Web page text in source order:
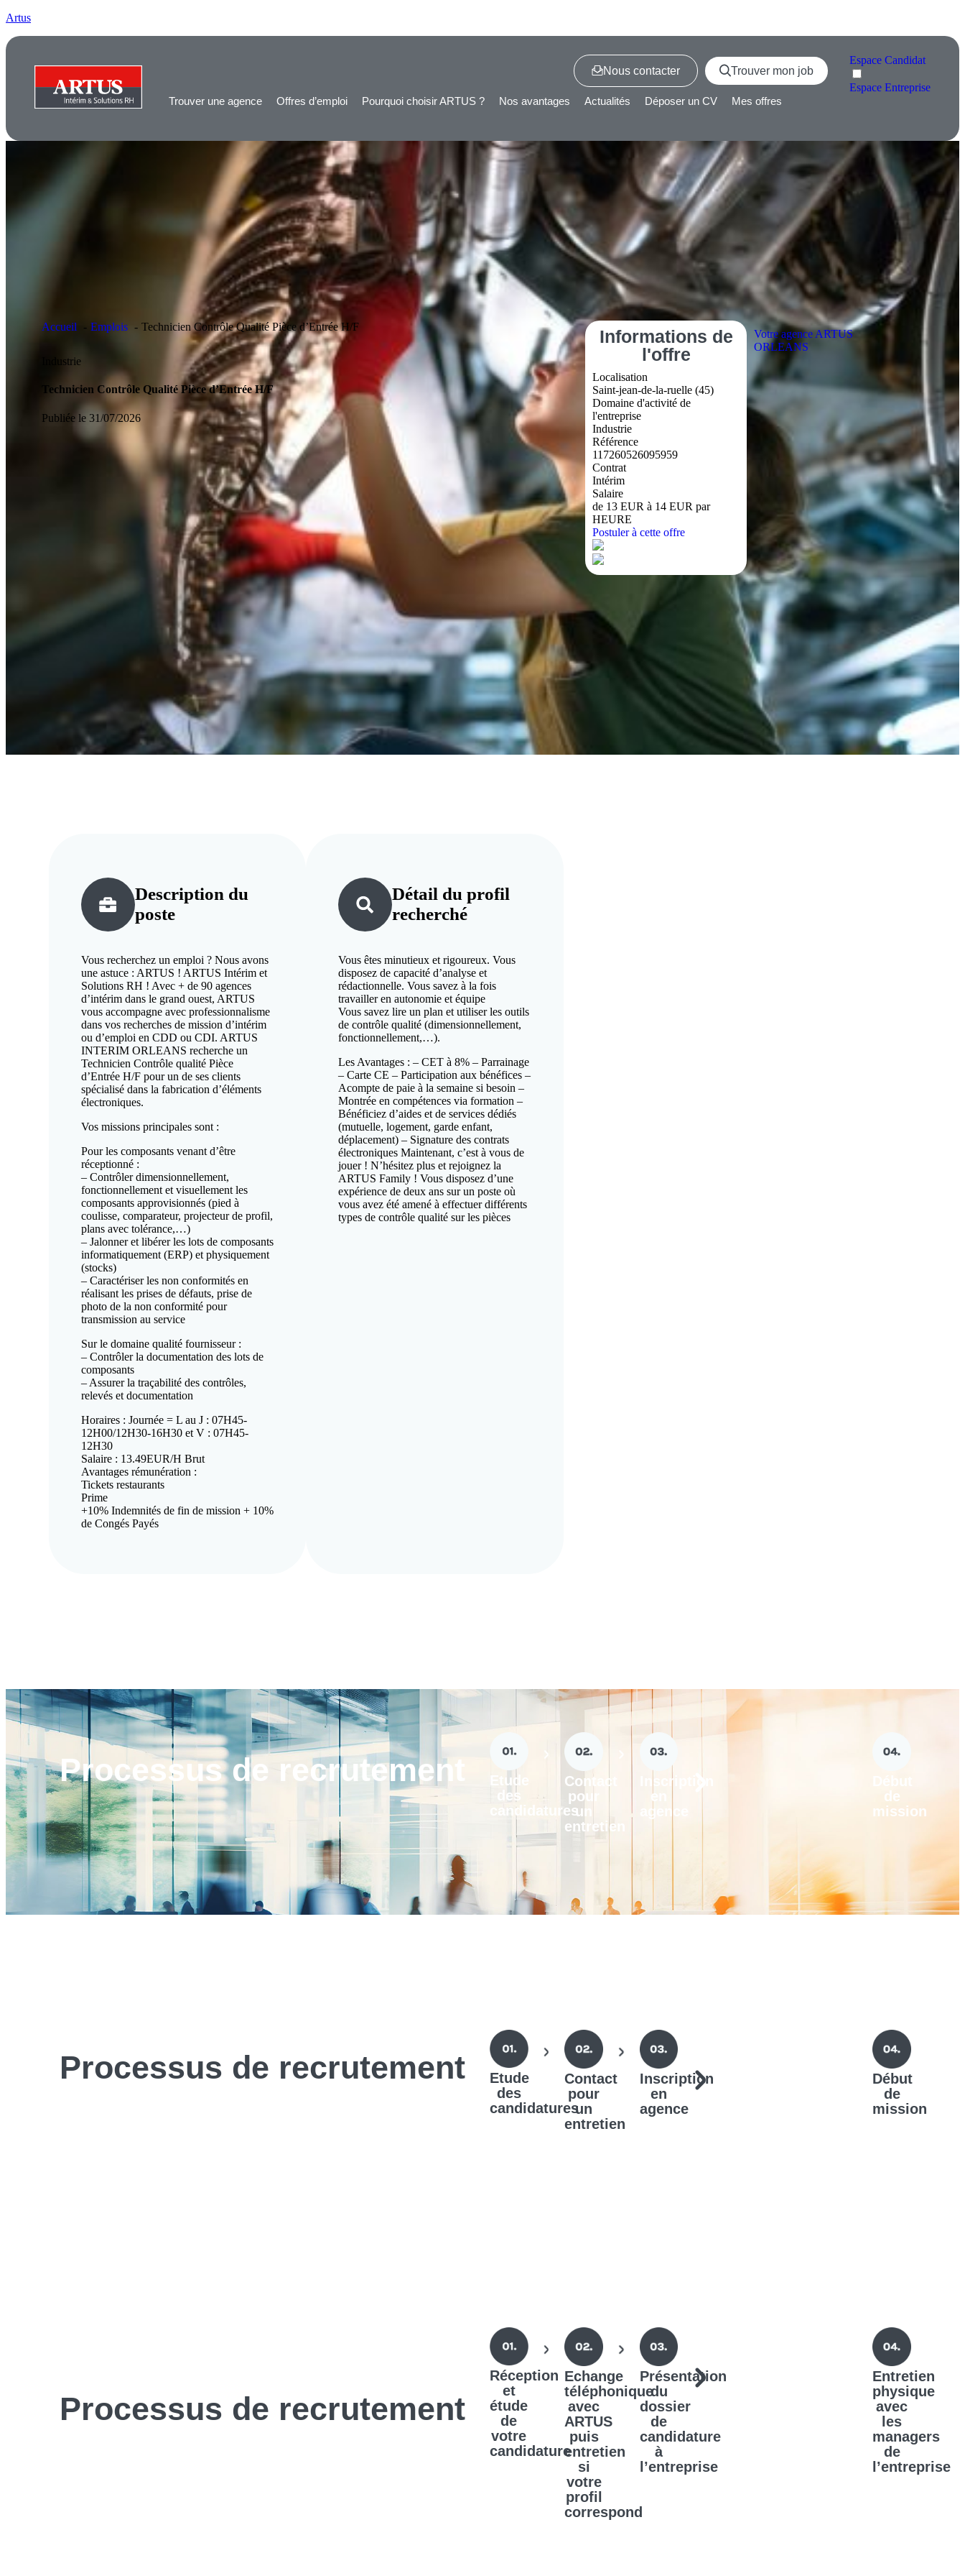
Artus
Nous contacter Trouver mon job
EspaceCandidat
EspaceEntreprise
Trouver une agence
Offres d’emploi Pourquoi choisir ARTUS ? Nos avantages Actualités Déposer un CV Mes offres
Accueil Emplois Technicien Contrôle Qualité Pièce d’Entrée H/F
Industrie
Technicien Contrôle Qualité Pièce d’Entrée H/F
Publiée le 31/07/2026
Informations de
l'offre
Localisation
Saint-jean-de-la-ruelle (45)
Domaine d'activité de
l'entreprise
Industrie
Référence
117260526095959
Contrat
Intérim
Salaire
de 13 EUR à 14 EUR par
HEURE
Postuler à cette offre
Votre agence ARTUS
ORLEANS
Description du
poste
Vous recherchez un emploi ? Nous avons
une astuce : ARTUS ! ARTUS Intérim et
Solutions RH ! Avec + de 90 agences
d’intérim dans le grand ouest, ARTUS
vous accompagne avec professionnalisme
dans vos recherches de mission d’intérim
ou d’emploi en CDD ou CDI. ARTUS
INTERIM ORLEANS recherche un
Technicien Contrôle qualité Pièce
d’Entrée H/F pour un de ses clients
spécialisé dans la fabrication d’éléments
électroniques.
Vos missions principales sont :
Pour les composants venant d’être
réceptionné :
– Contrôler dimensionnellement,
fonctionnellement et visuellement les
composants approvisionnés (pied à
coulisse, comparateur, projecteur de profil,
plans avec tolérance,…)
– Jalonner et libérer les lots de composants
informatiquement (ERP) et physiquement
(stocks)
– Caractériser les non conformités en
réalisant les prises de défauts, prise de
photo de la non conformité pour
transmission au service
Sur le domaine qualité fournisseur :
– Contrôler la documentation des lots de
composants
– Assurer la traçabilité des contrôles,
relevés et documentation
Horaires : Journée = L au J : 07H45-
12H00/12H30-16H30 et V : 07H45-
12H30
Salaire : 13.49EUR/H Brut
Avantages rémunération :
Tickets restaurants
Prime
+10% Indemnités de fin de mission + 10%
de Congés Payés
Détail duprofil
recherché
Vous êtes minutieux et rigoureux. Vous
disposez de capacité d’analyse et
rédactionnelle. Vous savez à la fois
travailler en autonomie et équipe
Vous savez lire un plan et utiliser les outils
de contrôle qualité (dimensionnellement,
fonctionnellement,…).
Les Avantages : – CET à 8% – Parrainage
– Carte CE – Participation aux bénéfices –
Acompte de paie à la semaine si besoin –
Montrée en compétences via formation –
Bénéficiez d’aides et de services dédiés
(mutuelle, logement, garde enfant,
déplacement) – Signature des contrats
électroniques Maintenant, c’est à vous de
jouer ! N’hésitez plus et rejoignez la
ARTUS Family ! Vous disposez d’une
expérience de deux ans sur un poste où
vous avez été amené à effectuer différents
types de contrôle qualité sur les pièces
Processus de recrutement
Etude
des
candidatures
Contact
pour
un
entretien
Inscription
en
agence
de
mission
Processus de recrutement
Etude
des
candidatures
Contact
pour
un
entretien
Inscription
en
agence
Début
de
mission
Processus de recrutement
Réception
et
étude
de
votre
candidature
Echange
téléphonique
avec
ARTUS
puis
entretien
si
votre
profil
correspond
Présentation
du
dossier
de
candidature
à
l’entreprise
Entretien
physique
avec
les
managers
de
l’entreprise